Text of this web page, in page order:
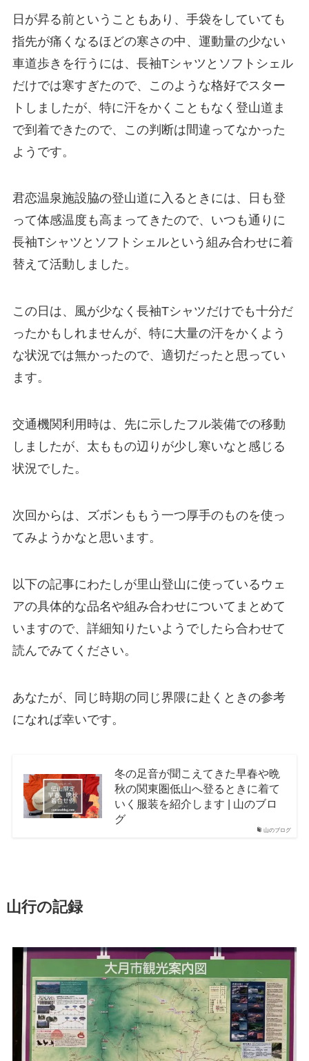
日が昇る前ということもあり、手袋をしていても
指先が痛くなるほどの寒さの中、運動量の少ない
車道歩きを行うには、長袖Tシャツとソフトシェル
だけでは寒すぎたので、このような格好でスター
トしましたが、特に汗をかくこともなく登山道ま
で到着できたので、この判断は間違ってなかった
ようです。
君恋温泉施設脇の登山道に入るときには、日も登
って体感温度も高まってきたので、いつも通りに
長袖Tシャツとソフトシェルという組み合わせに着
替えて活動しました。
この日は、風が少なく長袖Tシャツだけでも十分だ
ったかもしれませんが、特に大量の汗をかくよう
な状況では無かったので、適切だったと思ってい
ます。
交通機関利用時は、先に示したフル装備での移動
しましたが、太ももの辺りが少し寒いなと感じる
状況でした。
次回からは、ズボンももう一つ厚手のものを使っ
てみようかなと思います。
以下の記事にわたしが里山登山に使っているウェ
アの具体的な品名や組み合わせについてまとめて
いますので、詳細知りたいようでしたら合わせて
読んでみてください。
あなたが、同じ時期の同じ界隈に赴くときの参考
になれば幸いです。
山のブログ
冬の足音が聞こえてきた早春や晩
秋の関東圏低山へ登るときに着て
いく服装を紹介します | 山のブロ
グ
山行の記録